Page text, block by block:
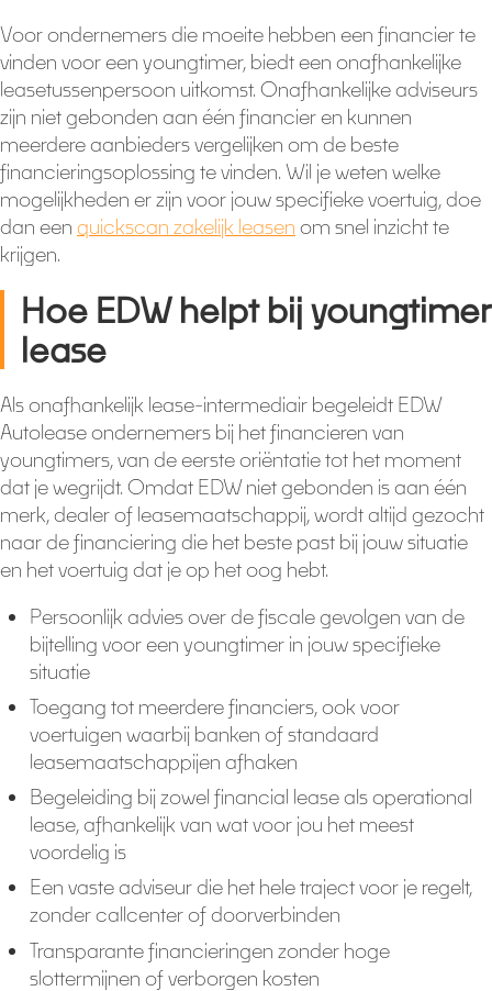
Voor ondernemers die moeite hebben een financier te
vinden voor een youngtimer, biedt een onafhankelijke
leasetussenpersoon uitkomst. Onafhankelijke adviseurs
zijn niet gebonden aan één financier en kunnen
meerdere aanbieders vergelijken om de beste
financieringsoplossing te vinden. Wil je weten welke
mogelijkheden er zijn voor jouw specifieke voertuig, doe
dan een quickscan zakelijk leasen om snel inzicht te
krijgen.
Hoe EDW helpt bij youngtimer
lease
Als onafhankelijk lease-intermediair begeleidt EDW
Autolease ondernemers bij het financieren van
youngtimers, van de eerste oriëntatie tot het moment
dat je wegrijdt. Omdat EDW niet gebonden is aan één
merk, dealer of leasemaatschappij, wordt altijd gezocht
naar de financiering die het beste past bij jouw situatie
en het voertuig dat je op het oog hebt.
Persoonlijk advies over de fiscale gevolgen van de
bijtelling voor een youngtimer in jouw specifieke
situatie
Toegang tot meerdere financiers, ook voor
voertuigen waarbij banken of standaard
leasemaatschappijen afhaken
Begeleiding bij zowel financial lease als operational
lease, afhankelijk van wat voor jou het meest
voordelig is
Een vaste adviseur die het hele traject voor je regelt,
zonder callcenter of doorverbinden
Transparante financieringen zonder hoge
slottermijnen of verborgen kosten